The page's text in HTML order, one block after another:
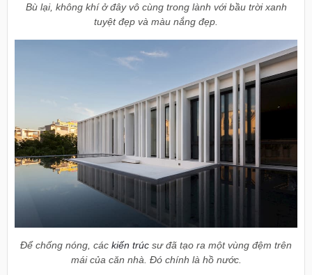
Bù lại, không khí ở đây vô cùng trong lành với bầu trời xanh
tuyệt đẹp và màu nắng đẹp.
Để chống nóng, các kiến trúc sư đã tạo ra một vùng đệm trên
mái của căn nhà. Đó chính là hồ nước.